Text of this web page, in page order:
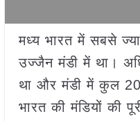
मध्य भारत में सबसे
उज्जैन मंडी में था।
था और मंडी में कुल
भारत की मंडियों की